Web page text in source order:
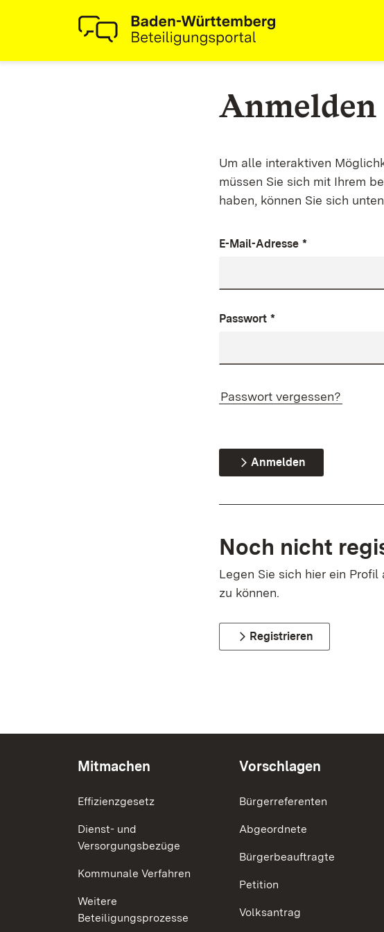
Anmelden
Um alle interaktiven
müssen Sie sich mit Ihrem
haben, können Sie sich
E-Mail-Adresse *
Passwort *
Passwort vergessen?
Anmelden
Noch nicht
Legen Sie sich hier ein
zu können.
Registrieren
Mitmachen
Effizienzgesetz
Dienst- und
Versorgungsbezüge
Kommunale Verfahren
Weitere
Beteiligungsprozesse
Vorschlagen
Bürgerreferenten
Abgeordnete
Bürgerbeauftragte
Petition
Volksantrag